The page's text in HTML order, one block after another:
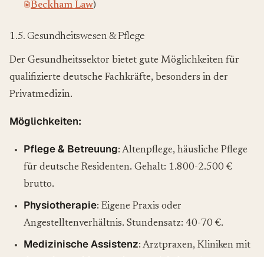
Beckham Law)
1.5. Gesundheitswesen & Pflege
Der Gesundheitssektor bietet gute Möglichkeiten für
qualifizierte deutsche Fachkräfte, besonders in der
Privatmedizin.
Möglichkeiten:
Pflege & Betreuung: Altenpflege, häusliche Pflege
für deutsche Residenten. Gehalt: 1.800-2.500 €
brutto.
Physiotherapie: Eigene Praxis oder
Angestelltenverhältnis. Stundensatz: 40-70 €.
Medizinische Assistenz: Arztpraxen, Kliniken mit